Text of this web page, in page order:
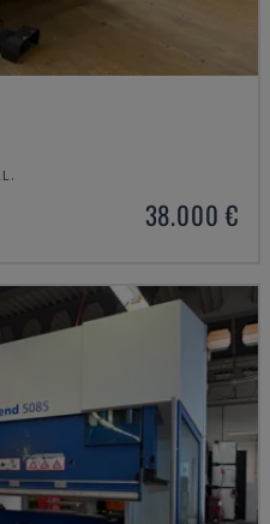
38.000 €